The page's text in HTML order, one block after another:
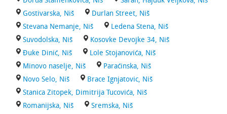
Gostivarska, Niš
Durlan Street, Niš
Stevana Nemanje, Niš
Ledena Stena, Niš
Suvodolska, Niš
Kosovke Devojke 34, Niš
Đuke Dinić, Niš
Lole Stojanovića, Niš
Minovo naselje, Niš
Paraćinska, Niš
Novo Selo, Niš
Brace Ignjatovic, Niš
Stanica Zitopek, Dimitrija Tucovića, Niš
Romanijska, Niš
Sremska, Niš